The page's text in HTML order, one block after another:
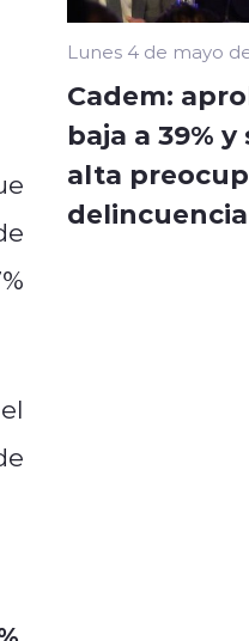
Lunes 4 de mayo
Cadem:
baja a 39%
alta
delincuencia